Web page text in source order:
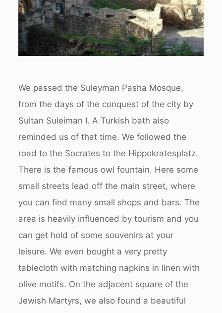
We passed the Suleyman Pasha Mosque,
from the days of the conquest of the city by
Sultan Suleiman I. A Turkish bath also
reminded us of that time. We followed the
road to the Socrates to the Hippokratesplatz.
There is the famous owl fountain. Here some
small streets lead off the main street, where
you can find many small shops and bars. The
area is heavily influenced by tourism and you
can get hold of some souvenirs at your
leisure. We even bought a very pretty
tablecloth with matching napkins in linen with
olive motifs. On the adjacent square of the
Jewish Martyrs, we also found a beautiful